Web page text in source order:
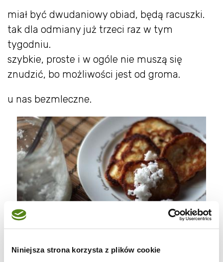
Niniejsza strona korzysta z plików cookie
miał być dwudaniowy obiad, będą racuszki.
tak dla odmiany już trzeci raz w tym
tygodniu.
szybkie, proste i w ogóle nie muszą się
znudzić, bo możliwości jest od groma.
u nas bezmleczne.